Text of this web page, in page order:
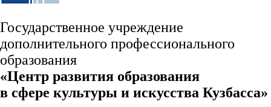
Государственное учреждение
дополнительного профессионального
образования
«Центр развития образования
в сфере культуры и искусства Кузбасса»